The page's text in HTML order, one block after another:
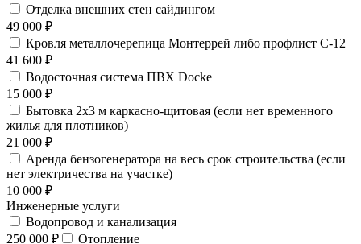
Отделка внешних стен сайдингом
49 000 ₽
Кровля металлочерепица Монтеррей либо профлист С-12
41 600 ₽
Водосточная система ПВХ Docke
15 000 ₽
Бытовка 2х3 м каркасно-щитовая (если нет временного
жилья для плотников)
21 000 ₽
Аренда бензогенератора на весь срок строительства (если
нет электричества на участке)
10 000 ₽
Инженерные услуги
Водопровод и канализация
250 000 ₽
Отопление